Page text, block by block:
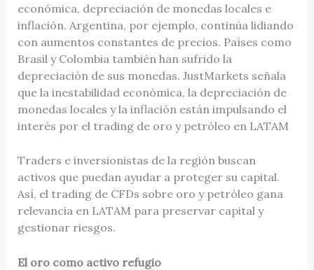
económica, depreciación de monedas locales e
inflación. Argentina, por ejemplo, continúa lidiando
con aumentos constantes de precios. Países como
Brasil y Colombia también han sufrido la
depreciación de sus monedas. JustMarkets señala
que la inestabilidad económica, la depreciación de
monedas locales y la inflación están impulsando el
interés por el trading de oro y petróleo en LATAM
Traders e inversionistas de la región buscan
activos que puedan ayudar a proteger su capital.
Así, el trading de CFDs sobre oro y petróleo gana
relevancia en LATAM para preservar capital y
gestionar riesgos.
El oro como activo refugio